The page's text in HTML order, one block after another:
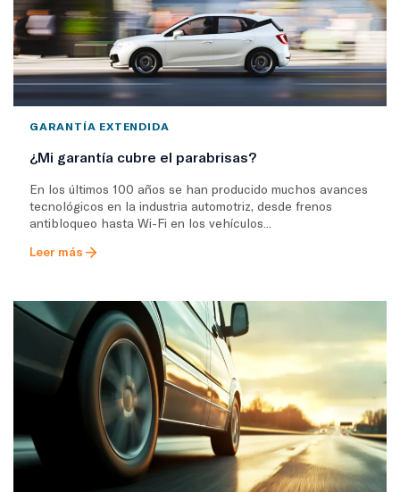
GARANTÍA EXTENDIDA
¿Mi garantía cubre el parabrisas?
En los últimos 100 años se han producido muchos avances
tecnológicos en la industria automotriz, desde frenos
antibloqueo hasta Wi-Fi en los vehículos...
Leer más